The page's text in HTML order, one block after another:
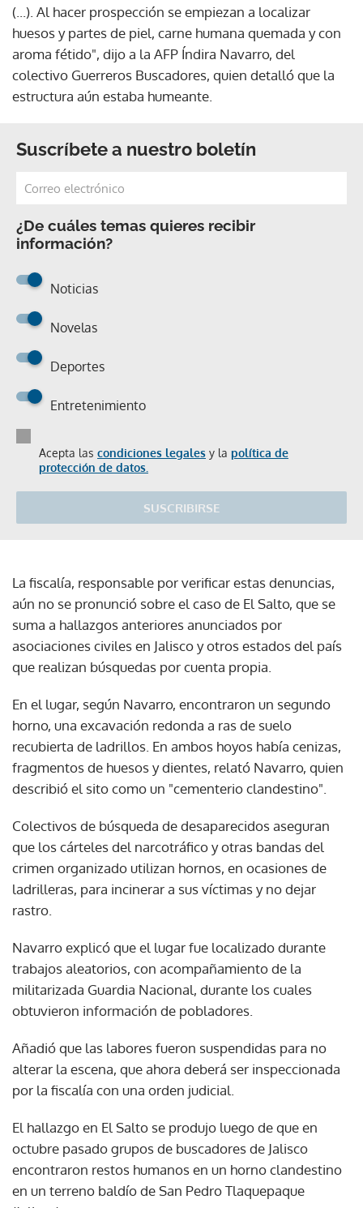
(...). Al hacer prospección se empiezan a localizar
huesos y partes de piel, carne humana quemada y con
aroma fétido", dijo a la AFP Índira Navarro, del
colectivo Guerreros Buscadores, quien detalló que la
estructura aún estaba humeante.
Suscríbete a nuestro boletín
¿De cuáles temas quieres recibir
información?
Noticias
Novelas
Deportes
Entretenimiento
Acepta las condiciones legales y la política de
protección de datos.
SUSCRIBIRSE
La fiscalía, responsable por verificar estas denuncias,
aún no se pronunció sobre el caso de El Salto, que se
suma a hallazgos anteriores anunciados por
asociaciones civiles en Jalisco y otros estados del país
que realizan búsquedas por cuenta propia.
En el lugar, según Navarro, encontraron un segundo
horno, una excavación redonda a ras de suelo
recubierta de ladrillos. En ambos hoyos había cenizas,
fragmentos de huesos y dientes, relató Navarro, quien
describió el sito como un "cementerio clandestino".
Colectivos de búsqueda de desaparecidos aseguran
que los cárteles del narcotráfico y otras bandas del
crimen organizado utilizan hornos, en ocasiones de
ladrilleras, para incinerar a sus víctimas y no dejar
rastro.
Navarro explicó que el lugar fue localizado durante
trabajos aleatorios, con acompañamiento de la
militarizada Guardia Nacional, durante los cuales
obtuvieron información de pobladores.
Añadió que las labores fueron suspendidas para no
alterar la escena, que ahora deberá ser inspeccionada
por la fiscalía con una orden judicial.
El hallazgo en El Salto se produjo luego de que en
octubre pasado grupos de buscadores de Jalisco
encontraron restos humanos en un horno clandestino
en un terreno baldío de San Pedro Tlaquepaque